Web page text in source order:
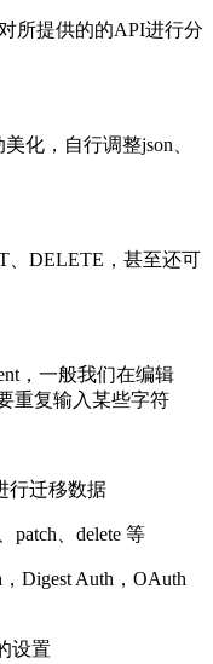
所提供的的API进行分
化，自行调整json、
、DELETE，甚至还可
，一般我们在编辑
重复输入某些字符
行迁移数据
patch、delete 等
Digest Auth，OAuth
设置